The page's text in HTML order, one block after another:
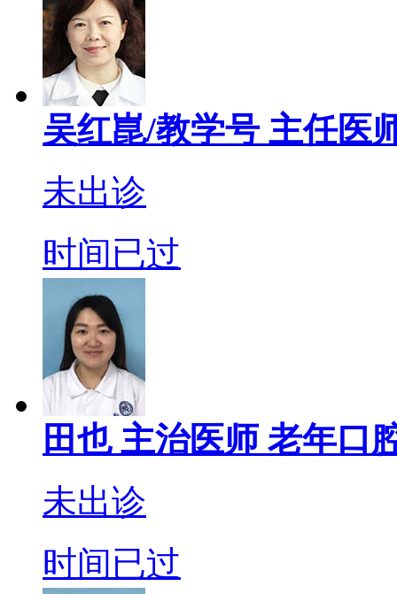
吴红崑/教学号 主任医
未出诊
时间已过
田也 主治医师 老年口
未出诊
时间已过